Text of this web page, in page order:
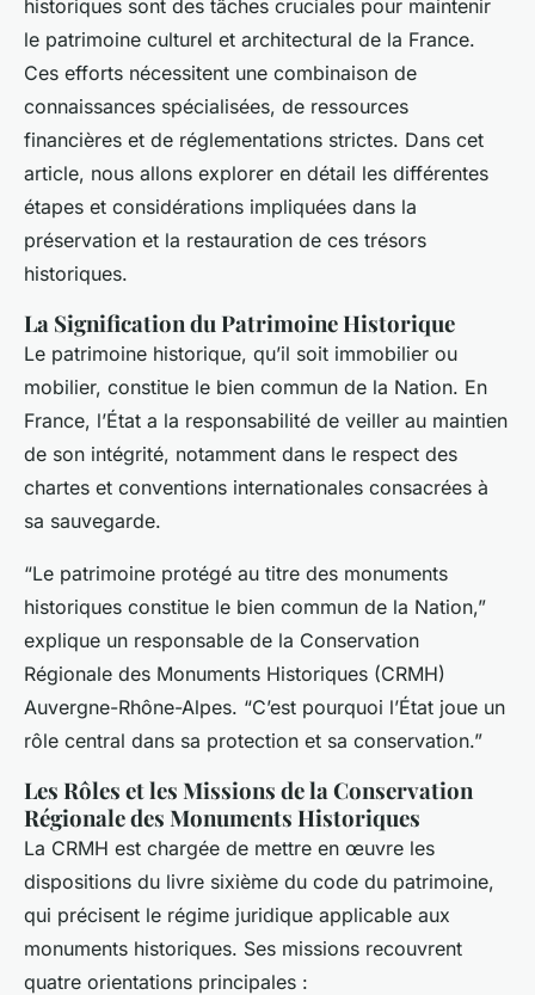
Élise 31 janvier 2025 • 6 min de lecture
historiques sont des tâches cruciales pour maintenir
le patrimoine culturel et architectural de la France.
Ces efforts nécessitent une combinaison de
connaissances spécialisées, de ressources
financières et de réglementations strictes. Dans cet
article, nous allons explorer en détail les différentes
étapes et considérations impliquées dans la
préservation et la restauration de ces trésors
historiques.
La Signification du Patrimoine Historique
Le patrimoine historique, qu’il soit immobilier ou
mobilier, constitue le bien commun de la Nation. En
France, l’État a la responsabilité de veiller au maintien
de son intégrité, notamment dans le respect des
chartes et conventions internationales consacrées à
sa sauvegarde.
“Le patrimoine protégé au titre des monuments
historiques constitue le bien commun de la Nation,”
explique un responsable de la Conservation
Régionale des Monuments Historiques (CRMH)
Auvergne-Rhône-Alpes. “C’est pourquoi l’État joue un
rôle central dans sa protection et sa conservation.”
Les Rôles et les Missions de la Conservation
Régionale des Monuments Historiques
La CRMH est chargée de mettre en œuvre les
dispositions du livre sixième du code du patrimoine,
qui précisent le régime juridique applicable aux
monuments historiques. Ses missions recouvrent
quatre orientations principales :